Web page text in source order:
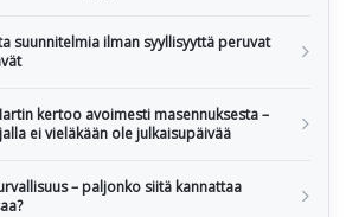
suunnitelmia ilman syyllisyyttä peruvat
kertoo avoimesti masennuksesta –
ei vieläkään ole julkaisupäivää
– paljonko siitä kannattaa